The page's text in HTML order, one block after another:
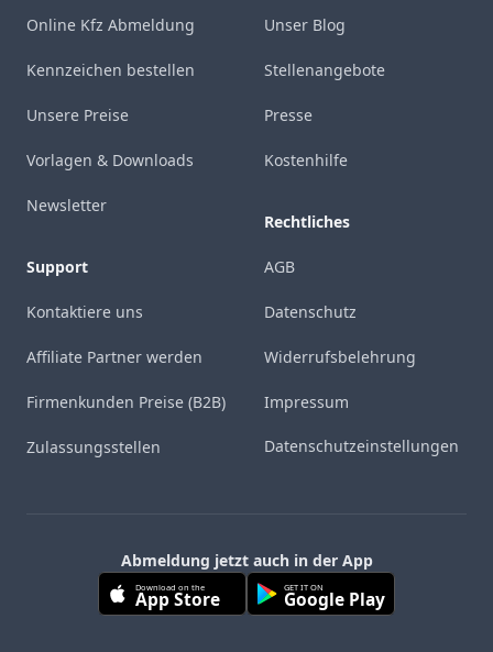
Online Kfz Abmeldung
Kennzeichen bestellen
Unsere Preise
Vorlagen & Downloads
Newsletter
Support
Kontaktiere uns
Affiliate Partner werden
Firmenkunden Preise (B2B)
Zulassungsstellen
Unser Blog
Stellenangebote
Presse
Kostenhilfe
Rechtliches
AGB
Datenschutz
Widerrufsbelehrung
Impressum
Datenschutzeinstellungen
Abmeldung jetzt auch in der App
Download on the
App Store GET IT ON
Google Play